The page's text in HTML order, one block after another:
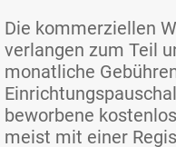
Die kommerziellen
verlangen zum Teil
monatliche
beworbene
meist mit einer